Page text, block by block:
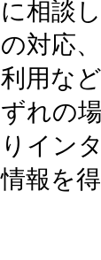
に相談
の対応
利用な
ずれの
りイン
情報を